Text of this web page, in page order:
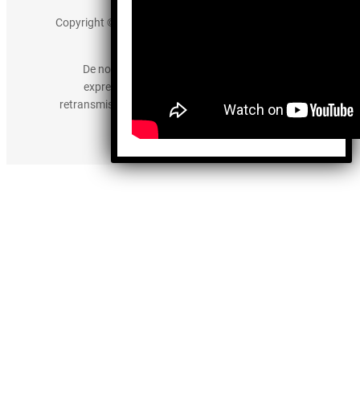
Copyright © 2025 somos-hermanos.mx. Todos los
De no existir previa autorización, queda
expresamente prohibida la publicación,
retransmisión, edición y cualquier otro uso de los
contenidos.